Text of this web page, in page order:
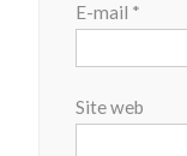
E-mail *
Site web